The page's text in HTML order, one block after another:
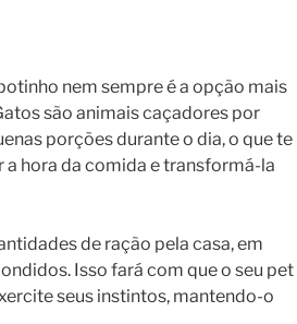
nem sempre é a opção mais
são animais caçadores por
porções durante o dia, o que te
hora da comida e transformá-la
de ração pela casa, em
Isso fará com que o seu pet
seus instintos, mantendo-o